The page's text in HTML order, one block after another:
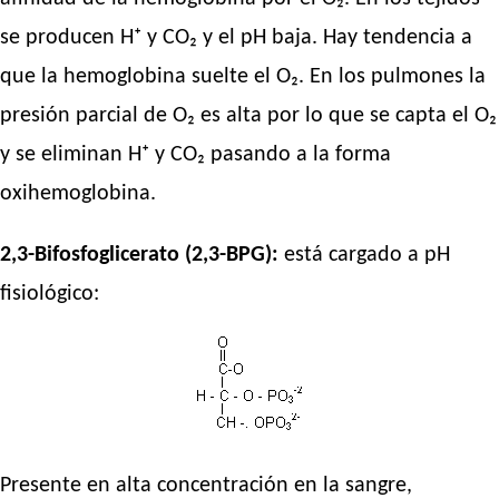
se producen H⁺ y CO₂ y el pH baja. Hay tendencia a
que la hemoglobina suelte el O₂. En los pulmones la
presión parcial de O₂ es alta por lo que se capta el O₂
y se eliminan H⁺ y CO₂ pasando a la forma
oxihemoglobina.
2,3-Bifosfoglicerato (2,3-BPG): está cargado a pH
fisiológico:
Presente en alta concentración en la sangre,